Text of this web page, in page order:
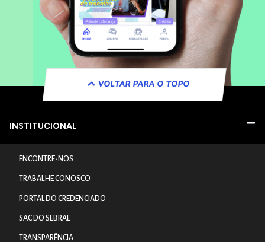
VOLTAR PARA O TOPO
INSTITUCIONAL
ENCONTRE-NOS
TRABALHE CONOSCO
PORTAL DO CREDENCIADO
SAC DO SEBRAE
TRANSPARÊNCIA